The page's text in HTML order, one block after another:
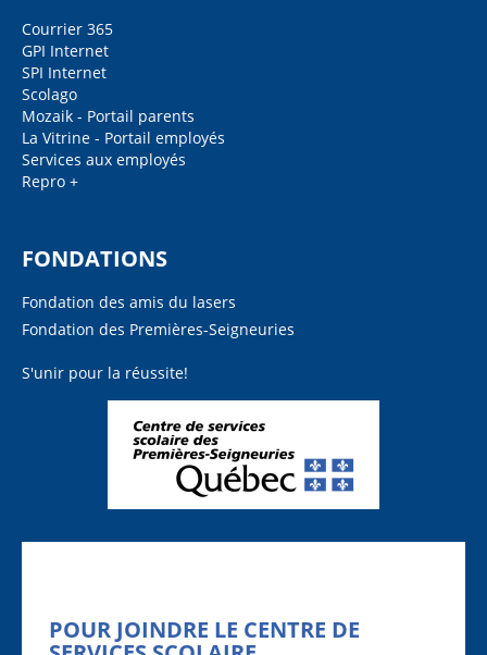
Courrier 365
GPI Internet
SPI Internet
Scolago
Mozaik - Portail parents
La Vitrine - Portail employés
Services aux employés
Repro +
FONDATIONS
Fondation des amis du lasers
Fondation des Premières-Seigneuries
S'unir pour la réussite!
POUR JOINDRE LE CENTRE DE